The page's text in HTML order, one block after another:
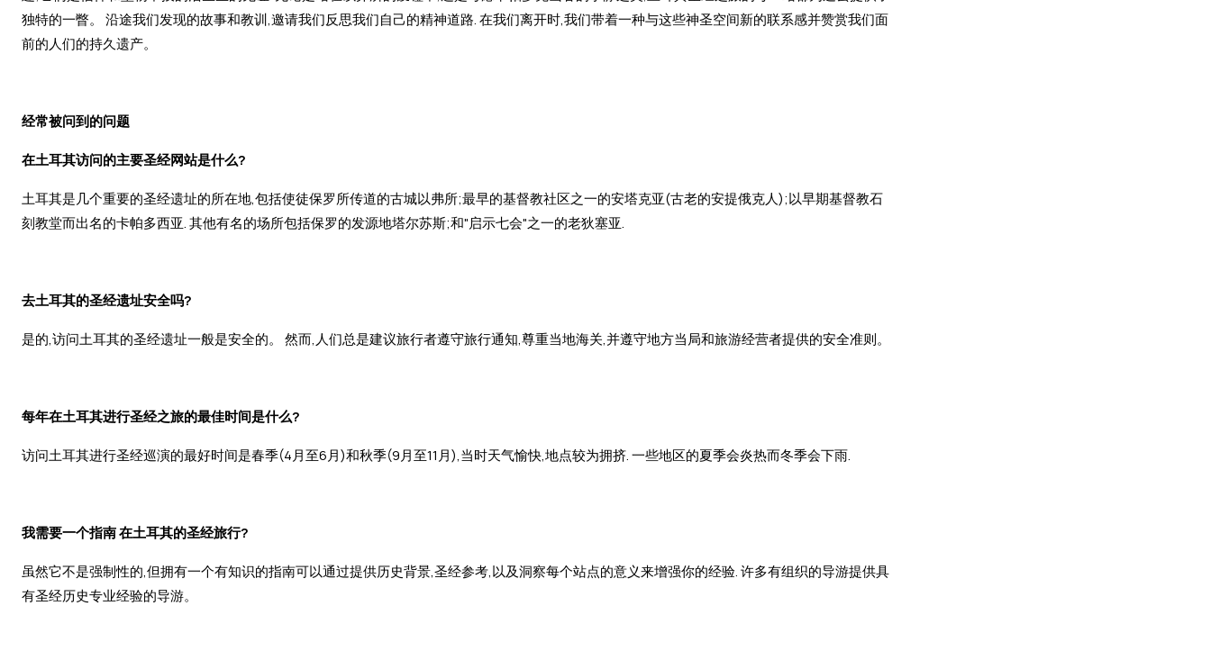
独特的一瞥。 沿途我们发现的故事和教训,邀请我们反思我们自己的精神道路. 在我们离开时,我们带着一种与这些神圣空间新的联系感并赞赏我们面
前的人们的持久遗产。
经常被问到的问题
在土耳其访问的主要圣经网站是什么?
土耳其是几个重要的圣经遗址的所在地,包括使徒保罗所传道的古城以弗所;最早的基督教社区之一的安塔克亚(古老的安提俄克人);以早期基督教石
刻教堂而出名的卡帕多西亚. 其他有名的场所包括保罗的发源地塔尔苏斯;和"启示七会"之一的老狄塞亚.
去土耳其的圣经遗址安全吗?
是的,访问土耳其的圣经遗址一般是安全的。 然而,人们总是建议旅行者遵守旅行通知,尊重当地海关,并遵守地方当局和旅游经营者提供的安全准则。
每年在土耳其进行圣经之旅的最佳时间是什么?
访问土耳其进行圣经巡演的最好时间是春季(4月至6月)和秋季(9月至11月),当时天气愉快,地点较为拥挤. 一些地区的夏季会炎热而冬季会下雨.
我需要一个指南 在土耳其的圣经旅行?
虽然它不是强制性的,但拥有一个有知识的指南可以通过提供历史背景,圣经参考,以及洞察每个站点的意义来增强你的经验. 许多有组织的导游提供具
有圣经历史专业经验的导游。